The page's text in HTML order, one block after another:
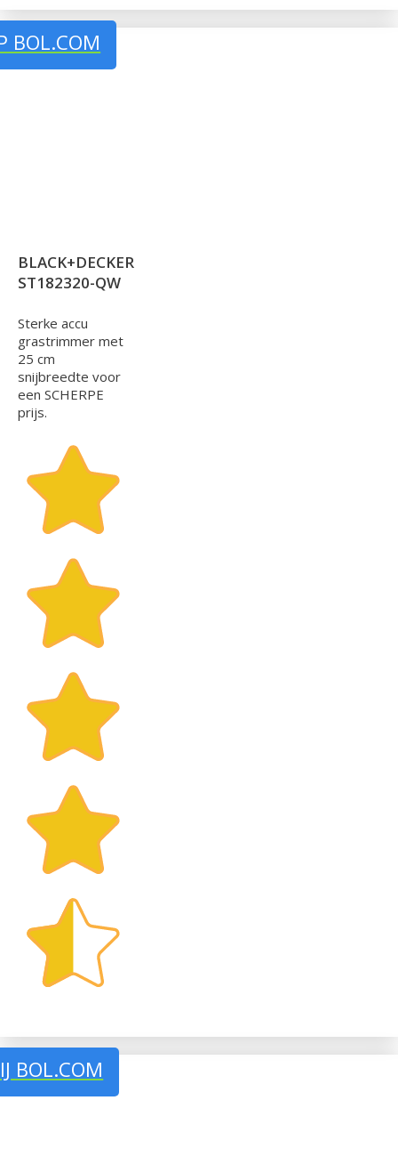
BOL.COM
BLACK+DECKER
ST182320-QW
Sterke accu
grastrimmer met
25 cm
snijbreedte voor
een SCHERPE
prijs.
BOL.COM